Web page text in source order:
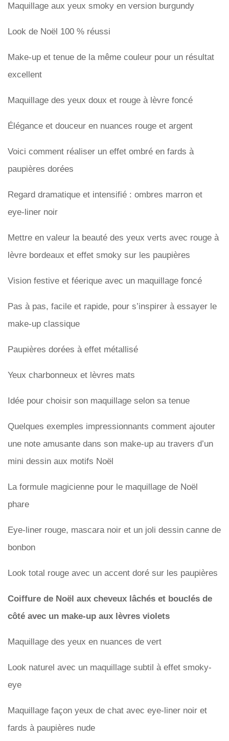
Maquillage aux yeux smoky en version burgundy
Look de Noël 100 % réussi
Make-up et tenue de la même couleur pour un résultat
excellent
Maquillage des yeux doux et rouge à lèvre foncé
Élégance et douceur en nuances rouge et argent
Voici comment réaliser un effet ombré en fards à
paupières dorées
Regard dramatique et intensifié : ombres marron et
eye-liner noir
Mettre en valeur la beauté des yeux verts avec rouge à
lèvre bordeaux et effet smoky sur les paupières
Vision festive et féerique avec un maquillage foncé
Pas à pas, facile et rapide, pour s’inspirer à essayer le
make-up classique
Paupières dorées à effet métallisé
Yeux charbonneux et lèvres mats
Idée pour choisir son maquillage selon sa tenue
Quelques exemples impressionnants comment ajouter
une note amusante dans son make-up au travers d’un
mini dessin aux motifs Noël
La formule magicienne pour le maquillage de Noël
phare
Eye-liner rouge, mascara noir et un joli dessin canne de
bonbon
Look total rouge avec un accent doré sur les paupières
Coiffure de Noël aux cheveux lâchés et bouclés de
côté avec un make-up aux lèvres violets
Maquillage des yeux en nuances de vert
Look naturel avec un maquillage subtil à effet smoky-
eye
Maquillage façon yeux de chat avec eye-liner noir et
fards à paupières nude